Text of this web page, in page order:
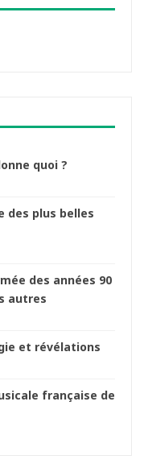
quoi ?
des plus belles
des années 90
autres
et révélations
française de